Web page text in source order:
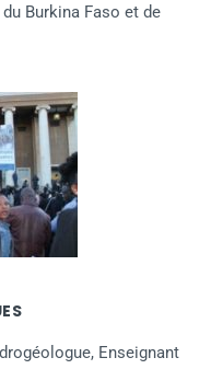
Burkina Faso et de
Enseignant